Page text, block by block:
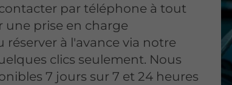
par téléphone à tout
prise en charge
réserver à l'avance via notre
clics seulement. Nous
7 jours sur 7 et 24 heures